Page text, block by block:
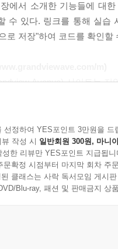
글 맵
과 효과
애니메이션
하기
에서 소개한 기능들에 대
수 있다. 링크를 통해 실습
로 저장"하여 코드를 확인할
Avenue) 사이트는
와 자바스크립트 코
있는 것들
기능 소개
선정하여 YES포인트 3만원을 드
작성 시 일반회원 300원, 마니
한 리뷰만 YES포인트 지급됩니
문확정 시점부터 마지막 회차 주
클래스는 사락 독서모임 게시
Blu-ray, 패션 및 판매금지 상